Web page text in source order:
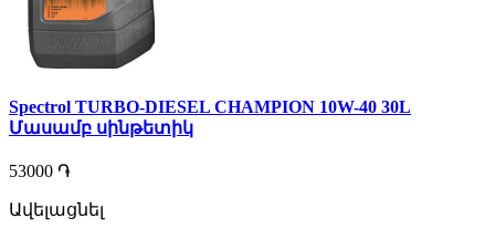
Spectrol TURBO-DIESEL CHAMPION 10W-40 30L
Մասամբ սինթետիկ
53000 ֏
Ավելացնել